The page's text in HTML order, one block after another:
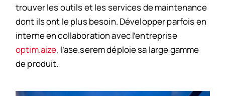
trouver les outils et les services de maintenance
dont ils ont le plus besoin. Développer parfois en
interne en collaboration avec l’entreprise
optim.aize, l’ase.serem déploie sa large gamme
de produit.